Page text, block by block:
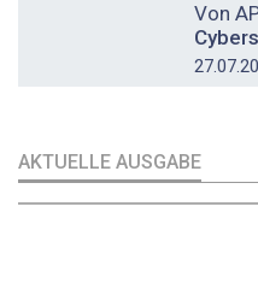
Von
AKTUELLE AUSGABE